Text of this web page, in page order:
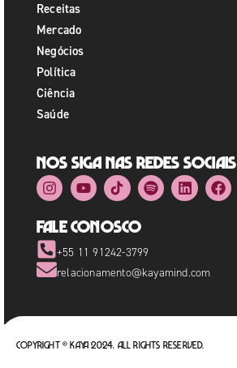
Receitas
Mercado
Negócios
Política
Ciência
Saúde
Nos siga nas redes sociais
Fale Conosco
+55 11 91242-3799
relacionamento@kayamind.com
Copyright © Kaya 2024. All rights reserved.